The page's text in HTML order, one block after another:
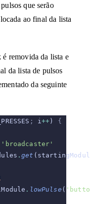
que serão
ao final da lista
é removida da lista e
da lista de pulsos
da seguinte
; i++) {
'broadcaster'
.get
. lowPulse (